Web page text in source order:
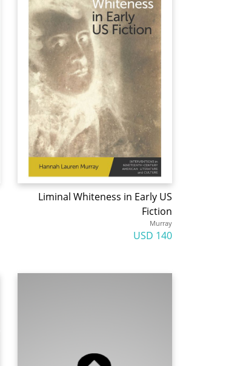
Liminal Whiteness in Early US
Fiction
Murray
140 USD